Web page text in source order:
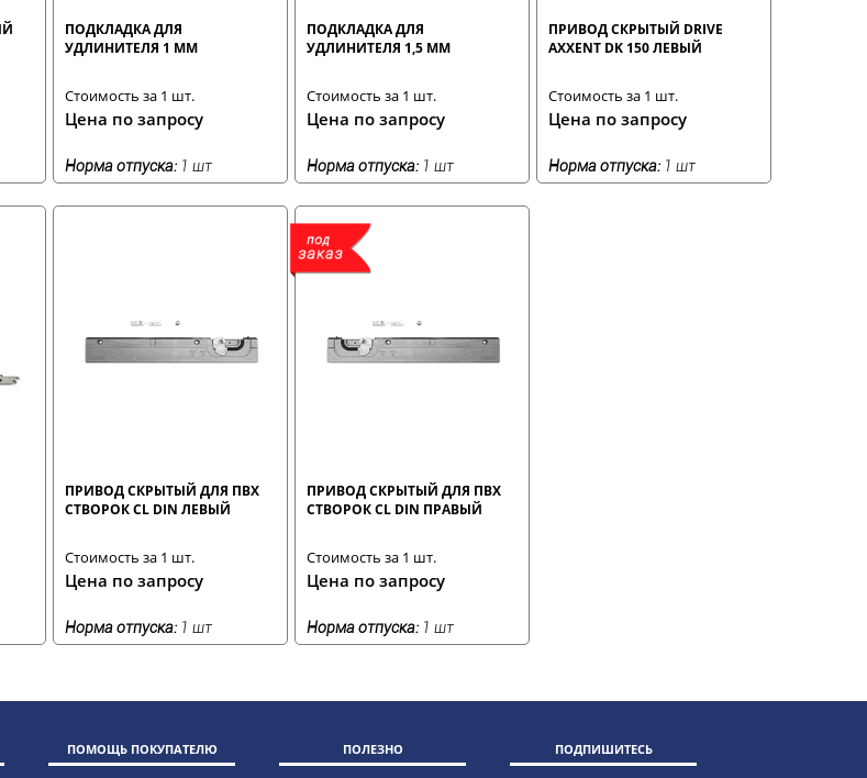
ПОДКЛАДКА ДЛЯ
УДЛИНИТЕЛЯ 1 ММ
Стоимость за 1 шт.
Цена по запросу
Норма отпуска:1 шт
ПОДКЛАДКА ДЛЯ
УДЛИНИТЕЛЯ 1,5 ММ
Стоимость за 1 шт.
Цена по запросу
Норма отпуска:1 шт
ПРИВОД СКРЫТЫЙ DRIVE
AXXENT DK 150 ЛЕВЫЙ
Стоимость за 1 шт.
Цена по запросу
Норма отпуска: 1 шт
ПРИВОД СКРЫТЫЙ ДЛЯ ПВХ
СТВОРОК CL DIN ЛЕВЫЙ
Стоимость за 1 шт.
Цена по запросу
Норма отпуска:1 шт
ПРИВОД СКРЫТЫЙ ДЛЯ ПВХ
СТВОРОК CL DIN ПРАВЫЙ
Стоимость за 1 шт.
Цена по запросу
Норма отпуска:1 шт
ПОМОЩЬ ПОКУПАТЕЛЮ ПОЛЕЗНО ПОДПИШИТЕСЬ